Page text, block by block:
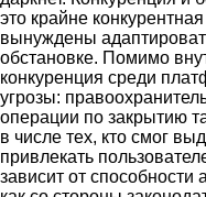
это крайне
вынуждены
обстановке. Помимо
конкуренция среди
угрозы:
операции по закрытию
в числе тех, кто смог
привлекать
зависит от